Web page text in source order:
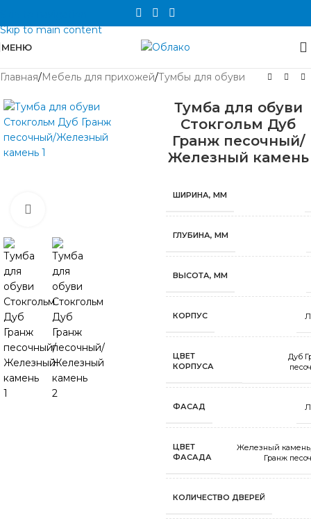
Skip to main content
МЕНЮ
Главная/Мебель для прихожей/Тумбы для обуви
Тумба для обуви
Стокгольм Дуб
Гранж песочный/
Железный камень
ШИРИНА, ММ
ГЛУБИНА, ММ
ВЫСОТА, ММ
КОРПУС
ЦВЕТ
КОРПУСА
Дуб
ФАСАД
ЦВЕТ
ФАСАДА
Железный камень
Гранж
КОЛИЧЕСТВО ДВЕРЕЙ